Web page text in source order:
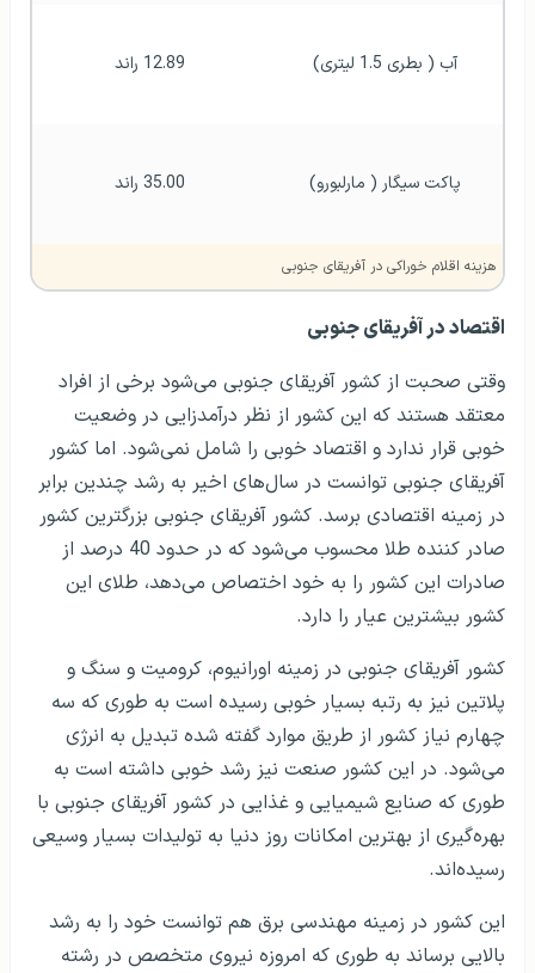
آب ( بطری 1.5 لیتری) 12.89 راند
پاکت سیگار ( مارلبورو) 35.00 راند
هزینه اقلام خوراکی در آفریقای جنوبی
اقتصاد در آفریقای جنوبی
وقتی صحبت از کشور آفریقای جنوبی می‌شود برخی از افراد
معتقد هستند که این کشور از نظر درآمدزایی در وضعیت
خوبی قرار ندارد و اقتصاد خوبی را شامل نمی‌شود. اما کشور
آفریقای جنوبی توانست در سال‌های اخیر به رشد چندین برابر
در زمینه اقتصادی برسد. کشور آفریقای جنوبی بزرگترین کشور
صادر کننده طلا محسوب می‌شود که در حدود 40 درصد از
صادرات این کشور را به خود اختصاص می‌دهد، طلای این
کشور بیشترین عیار را دارد.
کشور آفریقای جنوبی در زمینه اورانیوم، کرومیت و سنگ و
پلاتین نیز به رتبه بسیار خوبی رسیده است به طوری که سه
چهارم نیاز کشور از طریق موارد گفته شده تبدیل به انرژی
می‌شود. در این کشور صنعت نیز رشد خوبی داشته است به
طوری که صنایع شیمیایی و غذایی در کشور آفریقای جنوبی با
بهره‌گیری از بهترین امکانات روز دنیا به تولیدات بسیار وسیعی
رسیده‌اند.
این کشور در زمینه مهندسی برق هم توانست خود را به رشد
بالایی برساند به طوری که امروزه نیروی متخصص در رشته